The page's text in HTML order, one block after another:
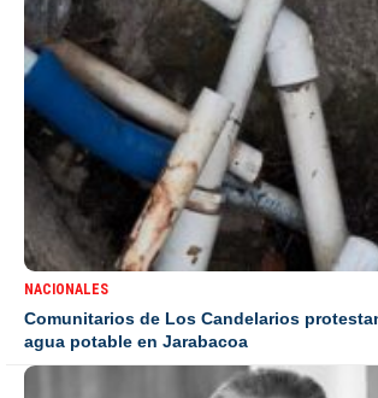
NACIONALES
Comunitarios de Los Candelarios
agua potable en Jarabacoa